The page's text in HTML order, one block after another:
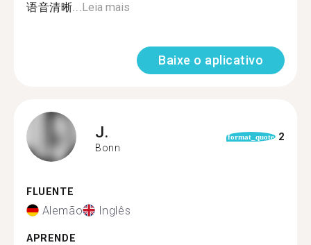
语音清晰...Leia mais
Baixe o aplicativo
J.
Bonn
format_quote 2
FLUENTE
Alemão Inglês
APRENDE